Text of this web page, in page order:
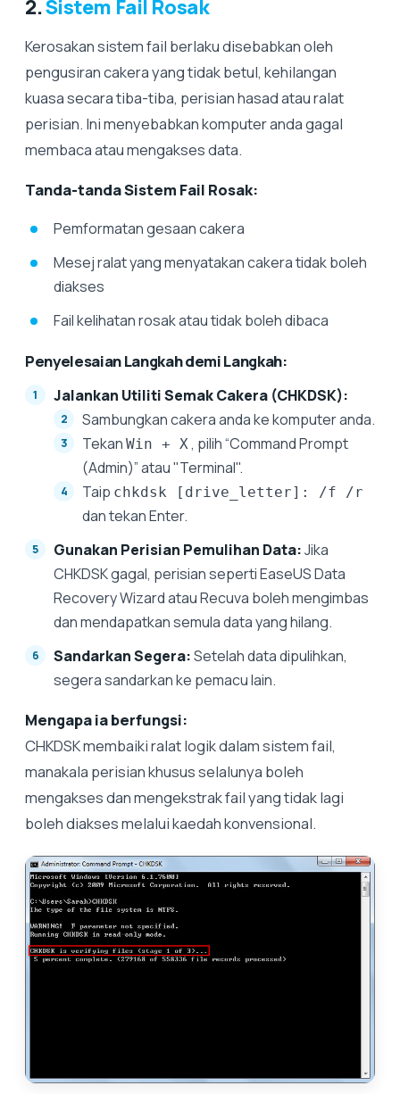
2.Sistem Fail Rosak
Kerosakan sistem fail berlaku disebabkan oleh
pengusiran cakera yang tidak betul, kehilangan
kuasa secara tiba-tiba, perisian hasad atau ralat
perisian. Ini menyebabkan komputer anda gagal
membaca atau mengakses data.
Tanda-tanda Sistem Fail Rosak:
Pemformatan gesaan cakera
Mesej ralat yang menyatakan cakera tidak boleh
diakses
Fail kelihatan rosak atau tidak boleh dibaca
Penyelesaian Langkah demi Langkah:
Jalankan Utiliti Semak Cakera (CHKDSK):
Sambungkan cakera anda ke komputer anda.
Tekan Win + X , pilih “Command Prompt
(Admin)” atau "Terminal".
Taip chkdsk [drive_letter]: /f /r
dan tekan Enter.
Gunakan Perisian Pemulihan Data:Jika
CHKDSK gagal, perisian seperti EaseUS Data
Recovery Wizard atau Recuva boleh mengimbas
dan mendapatkan semula data yang hilang.
Sandarkan Segera:Setelah data dipulihkan,
segera sandarkan ke pemacu lain.
Mengapa ia berfungsi:
CHKDSK membaiki ralat logik dalam sistem fail,
manakala perisian khusus selalunya boleh
mengakses dan mengekstrak fail yang tidak lagi
boleh diakses melalui kaedah konvensional.